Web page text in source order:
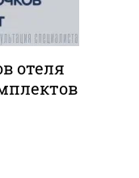
отеля